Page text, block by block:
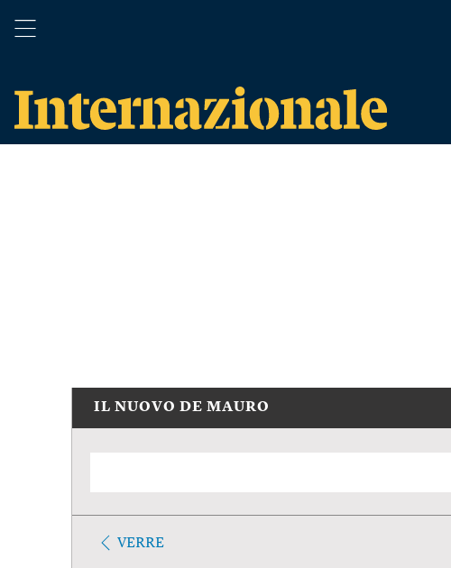
IL NUOVO DE MAURO
VERRE